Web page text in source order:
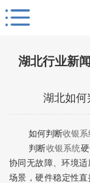
湖北行业新闻
湖北如何
如何判断收银系
判断收银系统
协同无故障、环境
场景，硬件稳定性